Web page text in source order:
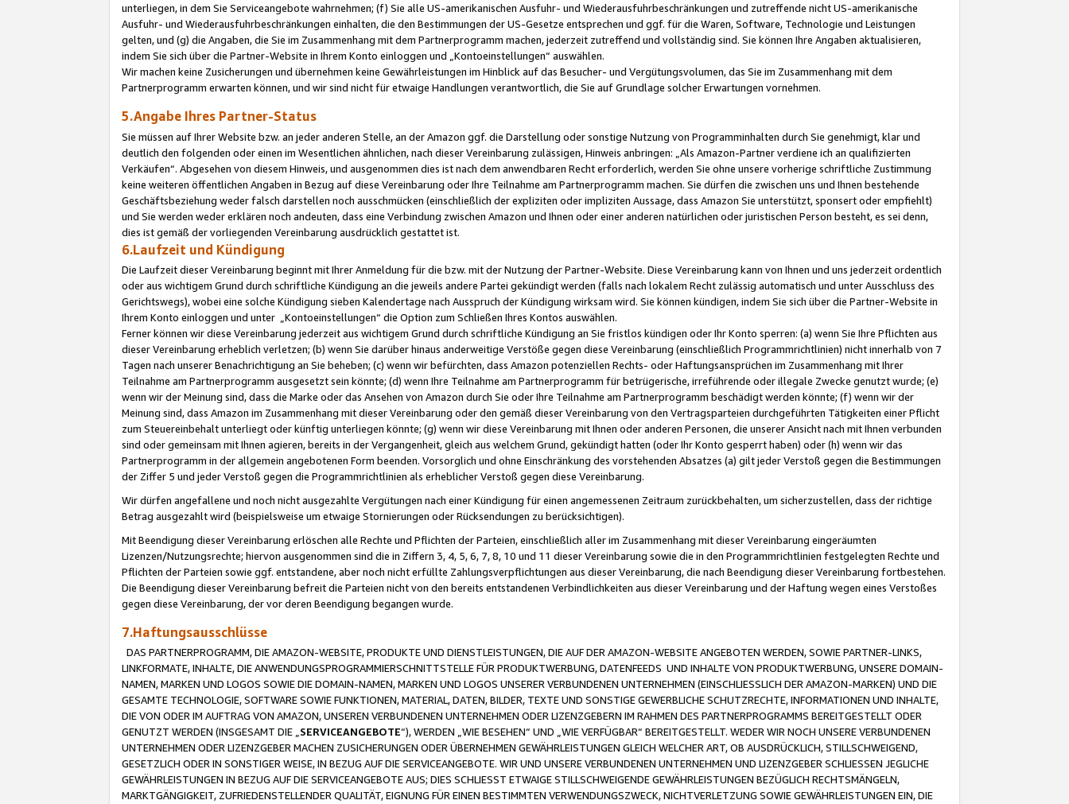
unterliegen, in dem Sie Serviceangebote wahrnehmen; (f) Sie alle US-amerikanischen Ausfuhr- und Wiederausfuhrbeschränkungen und zutreffende nicht US-amerikanische
Ausfuhr- und Wiederausfuhrbeschränkungen einhalten, die den Bestimmungen der US-Gesetze entsprechen und ggf. für die Waren, Software, Technologie und Leistungen
gelten, und (g) die Angaben, die Sie im Zusammenhang mit dem Partnerprogramm machen, jederzeit zutreffend und vollständig sind. Sie können Ihre Angaben aktualisieren,
indem Sie sich über die Partner-Website in Ihrem Konto einloggen und „Kontoeinstellungen“ auswählen.
Wir machen keine Zusicherungen und übernehmen keine Gewährleistungen im Hinblick auf das Besucher- und Vergütungsvolumen, das Sie im Zusammenhang mit dem
Partnerprogramm erwarten können, und wir sind nicht für etwaige Handlungen verantwortlich, die Sie auf Grundlage solcher Erwartungen vornehmen.
5.Angabe Ihres Partner-Status
Sie müssen auf Ihrer Website bzw. an jeder anderen Stelle, an der Amazon ggf. die Darstellung oder sonstige Nutzung von Programminhalten durch Sie genehmigt, klar und
deutlich den folgenden oder einen im Wesentlichen ähnlichen, nach dieser Vereinbarung zulässigen, Hinweis anbringen: „Als Amazon-Partner verdiene ich an qualifizierten
Verkäufen“. Abgesehen von diesem Hinweis, und ausgenommen dies ist nach dem anwendbaren Recht erforderlich, werden Sie ohne unsere vorherige schriftliche Zustimmung
keine weiteren öffentlichen Angaben in Bezug auf diese Vereinbarung oder Ihre Teilnahme am Partnerprogramm machen. Sie dürfen die zwischen uns und Ihnen bestehende
Geschäftsbeziehung weder falsch darstellen noch ausschmücken (einschließlich der expliziten oder impliziten Aussage, dass Amazon Sie unterstützt, sponsert oder empfiehlt)
und Sie werden weder erklären noch andeuten, dass eine Verbindung zwischen Amazon und Ihnen oder einer anderen natürlichen oder juristischen Person besteht, es sei denn,
dies ist gemäß der vorliegenden Vereinbarung ausdrücklich gestattet ist.
6.Laufzeit und Kündigung
Die Laufzeit dieser Vereinbarung beginnt mit Ihrer Anmeldung für die bzw. mit der Nutzung der Partner-Website. Diese Vereinbarung kann von Ihnen und uns jederzeit ordentlich
oder aus wichtigem Grund durch schriftliche Kündigung an die jeweils andere Partei gekündigt werden (falls nach lokalem Recht zulässig automatisch und unter Ausschluss des
Gerichtswegs), wobei eine solche Kündigung sieben Kalendertage nach Ausspruch der Kündigung wirksam wird. Sie können kündigen, indem Sie sich über die Partner-Website in
Ihrem Konto einloggen und unter „Kontoeinstellungen“ die Option zum Schließen Ihres Kontos auswählen.
Ferner können wir diese Vereinbarung jederzeit aus wichtigem Grund durch schriftliche Kündigung an Sie fristlos kündigen oder Ihr Konto sperren: (a) wenn Sie Ihre Pflichten aus
dieser Vereinbarung erheblich verletzen; (b) wenn Sie darüber hinaus anderweitige Verstöße gegen diese Vereinbarung (einschließlich Programmrichtlinien) nicht innerhalb von 7
Tagen nach unserer Benachrichtigung an Sie beheben; (c) wenn wir befürchten, dass Amazon potenziellen Rechts- oder Haftungsansprüchen im Zusammenhang mit Ihrer
Teilnahme am Partnerprogramm ausgesetzt sein könnte; (d) wenn Ihre Teilnahme am Partnerprogramm für betrügerische, irreführende oder illegale Zwecke genutzt wurde; (e)
wenn wir der Meinung sind, dass die Marke oder das Ansehen von Amazon durch Sie oder Ihre Teilnahme am Partnerprogramm beschädigt werden könnte; (f) wenn wir der
Meinung sind, dass Amazon im Zusammenhang mit dieser Vereinbarung oder den gemäß dieser Vereinbarung von den Vertragsparteien durchgeführten Tätigkeiten einer Pflicht
zum Steuereinbehalt unterliegt oder künftig unterliegen könnte; (g) wenn wir diese Vereinbarung mit Ihnen oder anderen Personen, die unserer Ansicht nach mit Ihnen verbunden
sind oder gemeinsam mit Ihnen agieren, bereits in der Vergangenheit, gleich aus welchem Grund, gekündigt hatten (oder Ihr Konto gesperrt haben) oder (h) wenn wir das
Partnerprogramm in der allgemein angebotenen Form beenden. Vorsorglich und ohne Einschränkung des vorstehenden Absatzes (a) gilt jeder Verstoß gegen die Bestimmungen
der Ziffer 5 und jeder Verstoß gegen die Programmrichtlinien als erheblicher Verstoß gegen diese Vereinbarung.
Wir dürfen angefallene und noch nicht ausgezahlte Vergütungen nach einer Kündigung für einen angemessenen Zeitraum zurückbehalten, um sicherzustellen, dass der richtige
Betrag ausgezahlt wird (beispielsweise um etwaige Stornierungen oder Rücksendungen zu berücksichtigen).
Mit Beendigung dieser Vereinbarung erlöschen alle Rechte und Pflichten der Parteien, einschließlich aller im Zusammenhang mit dieser Vereinbarung eingeräumten
Lizenzen/Nutzungsrechte; hiervon ausgenommen sind die in Ziffern 3, 4, 5, 6, 7, 8, 10 und 11 dieser Vereinbarung sowie die in den Programmrichtlinien festgelegten Rechte und
Pflichten der Parteien sowie ggf. entstandene, aber noch nicht erfüllte Zahlungsverpflichtungen aus dieser Vereinbarung, die nach Beendigung dieser Vereinbarung fortbestehen.
Die Beendigung dieser Vereinbarung befreit die Parteien nicht von den bereits entstandenen Verbindlichkeiten aus dieser Vereinbarung und der Haftung wegen eines Verstoßes
gegen diese Vereinbarung, der vor deren Beendigung begangen wurde.
7.Haftungsausschlüsse
DAS PARTNERPROGRAMM, DIE AMAZON-WEBSITE, PRODUKTE UND DIENSTLEISTUNGEN, DIE AUF DER AMAZON-WEBSITE ANGEBOTEN WERDEN, SOWIE PARTNER-LINKS,
LINKFORMATE, INHALTE, DIE ANWENDUNGSPROGRAMMIERSCHNITTSTELLE FÜR PRODUKTWERBUNG, DATENFEEDS UND INHALTE VON PRODUKTWERBUNG, UNSERE DOMAIN-
NAMEN, MARKEN UND LOGOS SOWIE DIE DOMAIN-NAMEN, MARKEN UND LOGOS UNSERER VERBUNDENEN UNTERNEHMEN (EINSCHLIESSLICH DER AMAZON-MARKEN) UND DIE
GESAMTE TECHNOLOGIE, SOFTWARE SOWIE FUNKTIONEN, MATERIAL, DATEN, BILDER, TEXTE UND SONSTIGE GEWERBLICHE SCHUTZRECHTE, INFORMATIONEN UND INHALTE,
DIE VON ODER IM AUFTRAG VON AMAZON, UNSEREN VERBUNDENEN UNTERNEHMEN ODER LIZENZGEBERN IM RAHMEN DES PARTNERPROGRAMMS BEREITGESTELLT ODER
GENUTZT WERDEN (INSGESAMT DIE „ SERVICEANGEBOTE“), WERDEN „WIE BESEHEN“ UND „WIE VERFÜGBAR“ BEREITGESTELLT. WEDER WIR NOCH UNSERE VERBUNDENEN
UNTERNEHMEN ODER LIZENZGEBER MACHEN ZUSICHERUNGEN ODER ÜBERNEHMEN GEWÄHRLEISTUNGEN GLEICH WELCHER ART, OB AUSDRÜCKLICH, STILLSCHWEIGEND,
GESETZLICH ODER IN SONSTIGER WEISE, IN BEZUG AUF DIE SERVICEANGEBOTE. WIR UND UNSERE VERBUNDENEN UNTERNEHMEN UND LIZENZGEBER SCHLIESSEN JEGLICHE
GEWÄHRLEISTUNGEN IN BEZUG AUF DIE SERVICEANGEBOTE AUS; DIES SCHLIESST ETWAIGE STILLSCHWEIGENDE GEWÄHRLEISTUNGEN BEZÜGLICH RECHTSMÄNGELN,
MARKTGÄNGIGKEIT, ZUFRIEDENSTELLENDER QUALITÄT, EIGNUNG FÜR EINEN BESTIMMTEN VERWENDUNGSZWECK, NICHTVERLETZUNG SOWIE GEWÄHRLEISTUNGEN EIN, DIE